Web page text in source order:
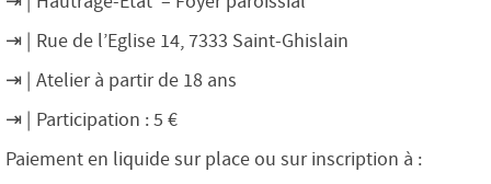
Rue de l’Eglise 14, 7333 Saint-Ghislain
Atelier à partir de 18 ans
Participation : 5 €
Paiement en liquide sur place ou sur inscription à :